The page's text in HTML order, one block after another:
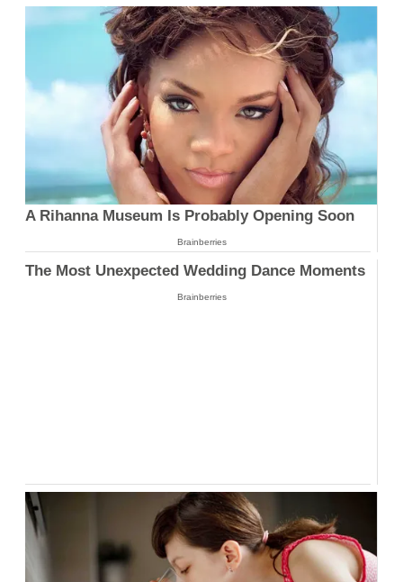
A Rihanna Museum Is Probably Opening Soon
Brainberries
The Most Unexpected Wedding Dance Moments
Brainberries